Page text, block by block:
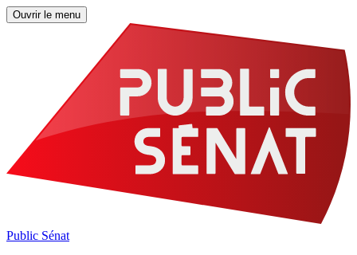
Ouvrir le menu
Public Sénat